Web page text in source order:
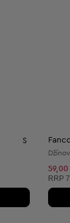
S
59,00
RRP